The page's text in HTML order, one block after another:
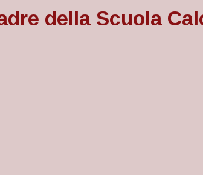
della Scuola